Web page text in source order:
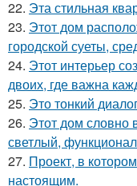
22. Эта стильная
23. Этот дом
городской суеты,
24. Этот интерьер
двоих, где важна
25. Это тонкий
26. Этот дом словно
светлый,
27. Проект, в
настоящим.